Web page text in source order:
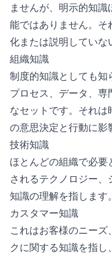
ませんが、明示的知
能ではありません。そ
化または説明していな
組織知識
制度的知識としても知
プロセス、データ、
なセットです。それは
の意思決定と行動に影
技術知識
ほとんどの組織で必
されるテクノロジー
知識の理解を指します。
カスタマー知識
これはお客様のニー
クに関する知識を指